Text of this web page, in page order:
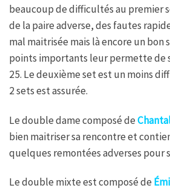
beaucoup de difficultés au premier
de la paire adverse, des fautes
mal maitrisée mais là encore un bon
points importants leur permette de
25. Le deuxième set est un moins
2 sets est assurée.
Le double dame composé de
bien maitriser sa rencontre et
quelques remontées adverses pour
Le double mixte est composé de